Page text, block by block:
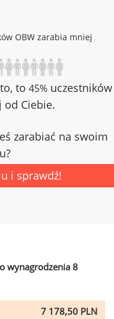
OBW zarabia mniej
to 45% uczestników
od Ciebie.
zarabiać na swoim
i sprawdź!
wynagrodzenia 8
7 178,50 PLN